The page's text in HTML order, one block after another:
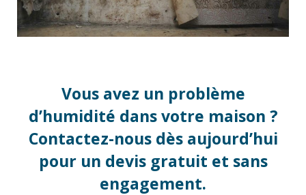
Vous avez un problème
d’humidité dans votre maison ?
Contactez-nous dès aujourd’hui
pour un devis gratuit et sans
engagement.